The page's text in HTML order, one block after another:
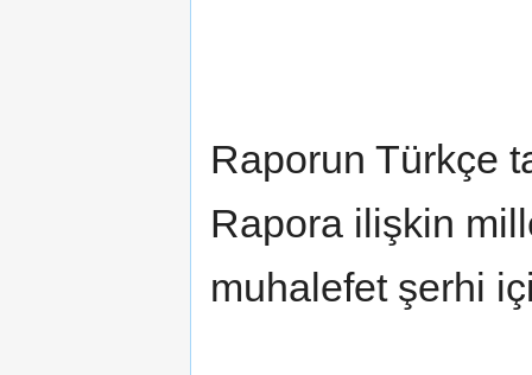
Raporun Türkçe
Rapora ilişkin
muhalefet şerhi